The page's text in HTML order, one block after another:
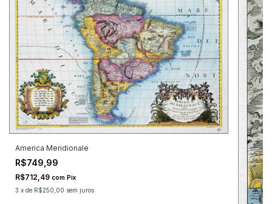
America Meridionale
R$749,99
R$712,49 com Pix
3 x de R$250,00 sem juros